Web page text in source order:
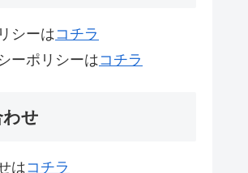
シーはコチラ
ーポリシーはコチラ
せ
はコチラ